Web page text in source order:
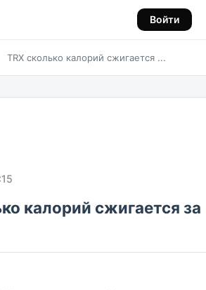
Войти
TRX сколько калорий сжигается ...
калорий сжигается за